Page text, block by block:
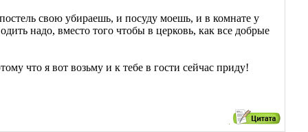
свою убираешь, и посуду моешь, и в комнате у
надо, вместо того чтобы в церковь, как все добрые
что я вот возьму и к тебе в гости сейчас приду!